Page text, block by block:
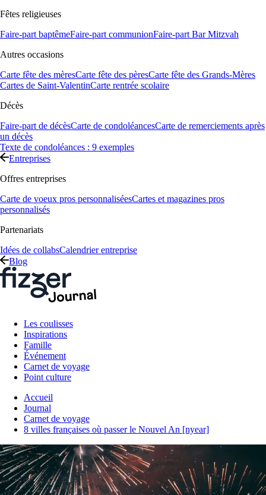
Fêtes religieuses
Faire-part baptêmeFaire-part communionFaire-part Bar Mitzvah
Autres occasions
Carte fête des mèresCarte fête des pèresCarte fête des Grands-Mères
Cartes de Saint-ValentinCarte rentrée scolaire
Décès
Faire-part de décèsCarte de condoléancesCarte de remerciements après
un décès
Texte de condoléances : 9 exemples
Entreprises
Offres entreprises
Carte de voeux pros personnaliséesCartes et magazines pros
personnalisés
Partenariats
Idées de collabsCalendrier entreprise
Blog
Les coulisses
Inspirations
Famille
Événement
Carnet de voyage
Point culture
Accueil
Journal
Carnet de voyage
8 villes françaises où passer le Nouvel An [nyear]